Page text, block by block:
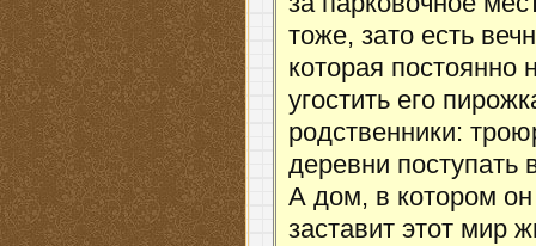
тоже, зато есть
которая постоянно
угостить его
родственники:
деревни поступать
А дом, в котором он
заставит этот мир